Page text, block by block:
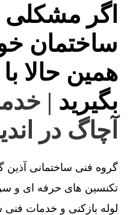
اگر مشکلی
ساختمان
همین حالا
بگیرید |
آچاگ در
گروه فنی ساختمانی آذین
تکنسین های حرفه ای و
لوله بازکنی و خدمات فنی